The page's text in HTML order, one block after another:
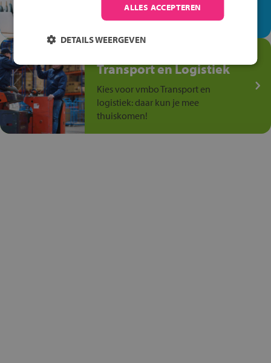
op de winkelvloer, waar elke dag
anders is!
Transport en Logistiek
Kies voor vmbo Transport en
logistiek: daar kun je mee
thuiskomen!
ALLES ACCEPTEREN
DETAILS WEERGEVEN